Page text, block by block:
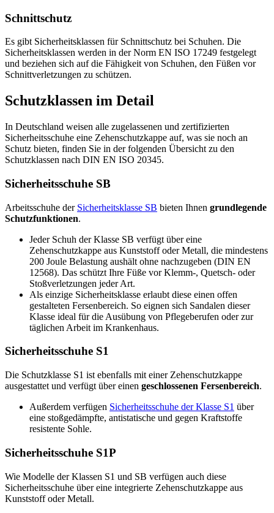
Schnittschutz
Es gibt Sicherheitsklassen für Schnittschutz bei Schuhen. Die
Sicherheitsklassen werden in der Norm EN ISO 17249 festgelegt
und beziehen sich auf die Fähigkeit von Schuhen, den Füßen vor
Schnittverletzungen zu schützen.
Schutzklassen im Detail
In Deutschland weisen alle zugelassenen und zertifizierten
Sicherheitsschuhe eine Zehenschutzkappe auf, was sie noch an
Schutz bieten, finden Sie in der folgenden Übersicht zu den
Schutzklassen nach DIN EN ISO 20345.
Sicherheitsschuhe SB
Arbeitsschuhe der Sicherheitsklasse SB bieten Ihnen grundlegende
Schutzfunktionen.
Jeder Schuh der Klasse SB verfügt über eine
Zehenschutzkappe aus Kunststoff oder Metall, die mindestens
200 Joule Belastung aushält ohne nachzugeben (DIN EN
12568). Das schützt Ihre Füße vor Klemm-, Quetsch- oder
Stoßverletzungen jeder Art.
Als einzige Sicherheitsklasse erlaubt diese einen offen
gestalteten Fersenbereich. So eignen sich Sandalen dieser
Klasse ideal für die Ausübung von Pflegeberufen oder zur
täglichen Arbeit im Krankenhaus.
Sicherheitsschuhe S1
Die Schutzklasse S1 ist ebenfalls mit einer Zehenschutzkappe
ausgestattet und verfügt über einen geschlossenen Fersenbereich.
Außerdem verfügen Sicherheitsschuhe der Klasse S1 über
eine stoßgedämpfte, antistatische und gegen Kraftstoffe
resistente Sohle.
Sicherheitsschuhe S1P
Wie Modelle der Klassen S1 und SB verfügen auch diese
Sicherheitsschuhe über eine integrierte Zehenschutzkappe aus
Kunststoff oder Metall.